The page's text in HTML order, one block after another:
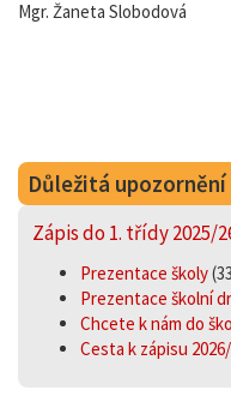
Mgr. Žaneta Slobodová
Důležitá upozornění
Zápis do 1. třídy 2025/
Prezentace školy
Prezentace školní
Chcete k nám do
Cesta k zápisu